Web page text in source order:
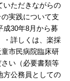
ただきながらの
実践について支
30年8月から募
詳しくは、楽採
市民病院臨床研
い（必要書類等
公務員としての